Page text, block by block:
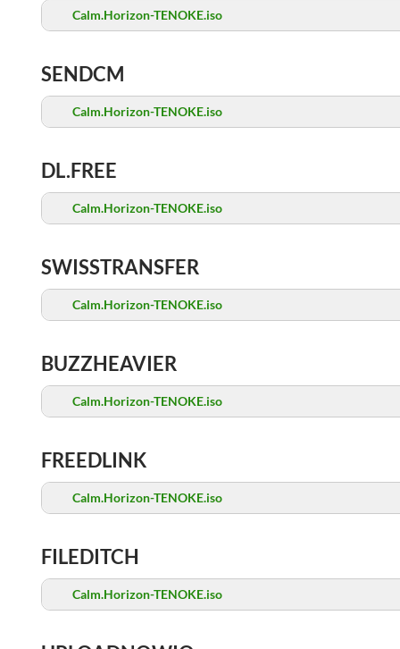
Calm.Horizon-TENOKE.iso
SENDCM
Calm.Horizon-TENOKE.iso
DL.FREE
Calm.Horizon-TENOKE.iso
SWISSTRANSFER
Calm.Horizon-TENOKE.iso
BUZZHEAVIER
Calm.Horizon-TENOKE.iso
FREEDLINK
Calm.Horizon-TENOKE.iso
FILEDITCH
Calm.Horizon-TENOKE.iso